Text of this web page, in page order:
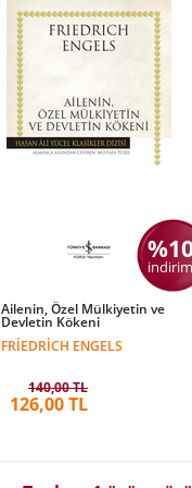
Ailenin, Özel Mülkiyetin ve
Devletin Kökeni
FRIEDRICH ENGELS
140,00 TL
126,00 TL